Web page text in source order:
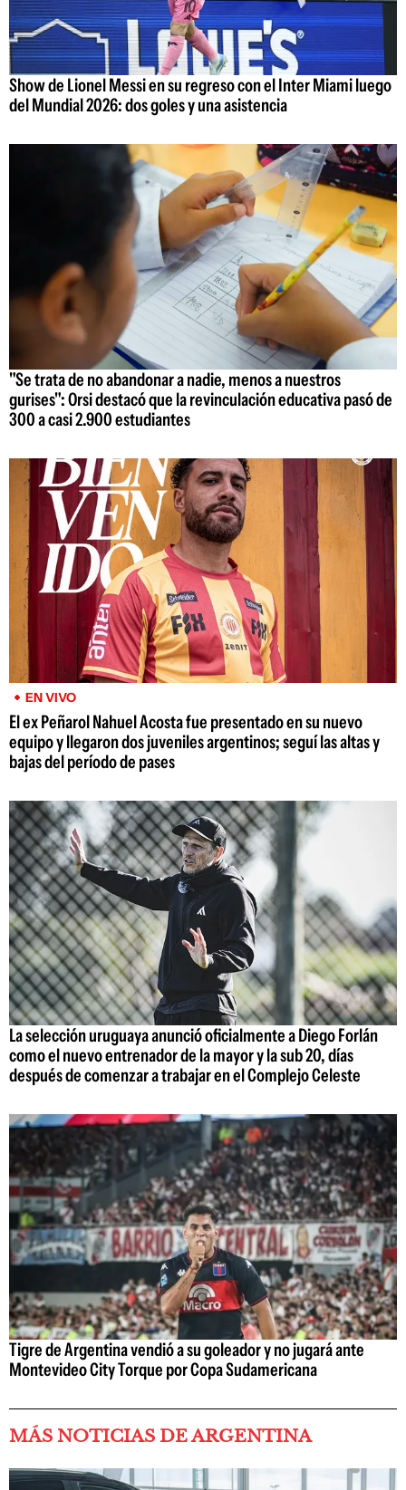
Show de Lionel Messi en su regreso con el Inter Miami luego
del Mundial 2026: dos goles y una asistencia
"Se trata de no abandonar a nadie, menos a nuestros
gurises": Orsi destacó que la revinculación educativa pasó de
300 a casi 2.900 estudiantes
EN VIVO
El ex Peñarol Nahuel Acosta fue presentado en su nuevo
equipo y llegaron dos juveniles argentinos; seguí las altas y
bajas del período de pases
La selección uruguaya anunció oficialmente a Diego Forlán
como el nuevo entrenador de la mayor y la sub 20, días
después de comenzar a trabajar en el Complejo Celeste
Tigre de Argentina vendió a su goleador y no jugará ante
Montevideo City Torque por Copa Sudamericana
MÁS NOTICIAS DE ARGENTINA